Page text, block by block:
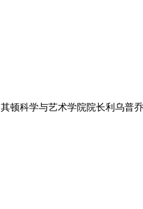
科学与艺术学院院长利乌普